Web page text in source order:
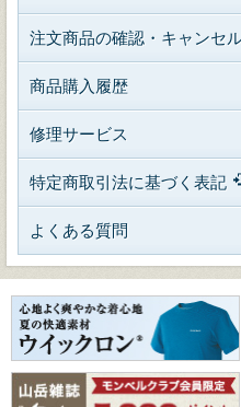
注文商品の確認・キャンセ
商品購入履歴
修理サービス
特定商取引法に基づく表記
よくある質問